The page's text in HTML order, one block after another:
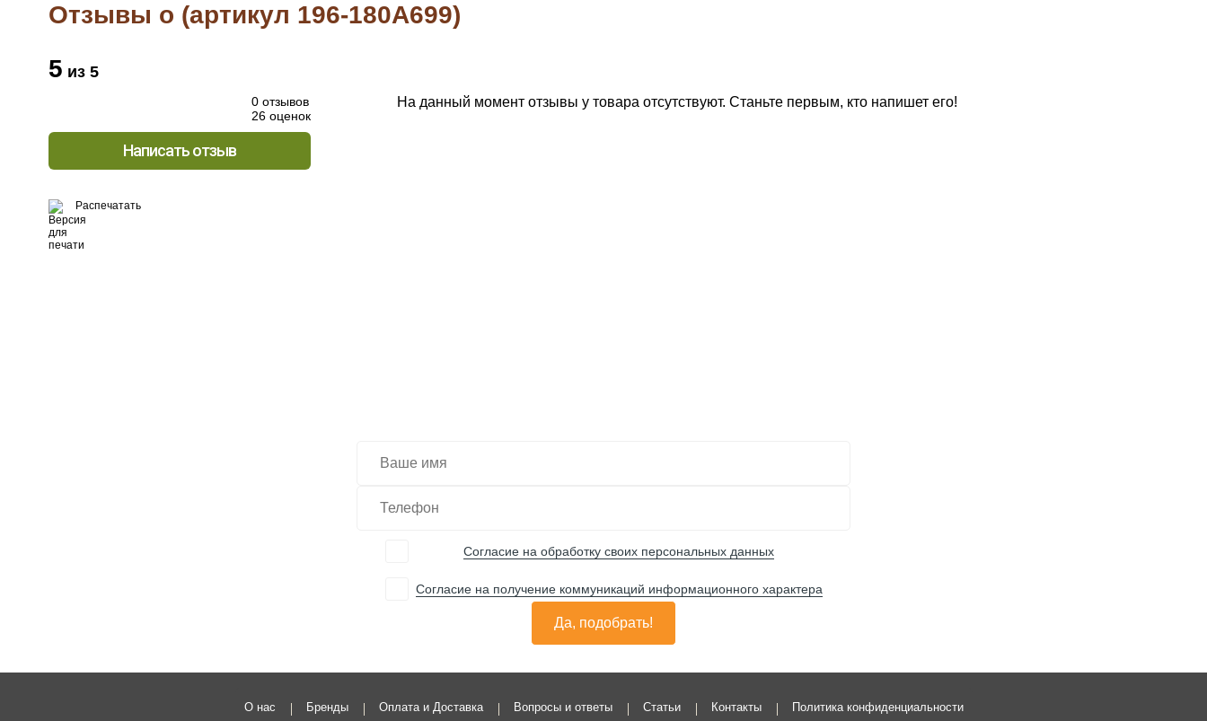
Отзывы о (артикул 196-180A699)
5 из 5
0 отзывов
26 оценок
Написать отзыв
На данный момент отзывы у товара отсутствуют. Станьте первым, кто напишет его!
Распечатать
Согласие на обработку своих персональных данных
Согласие на получение коммуникаций информационного характера
Да, подобрать!
О нас Бренды Оплата и Доставка Вопросы и ответы Статьи Контакты Политика конфиденциальности